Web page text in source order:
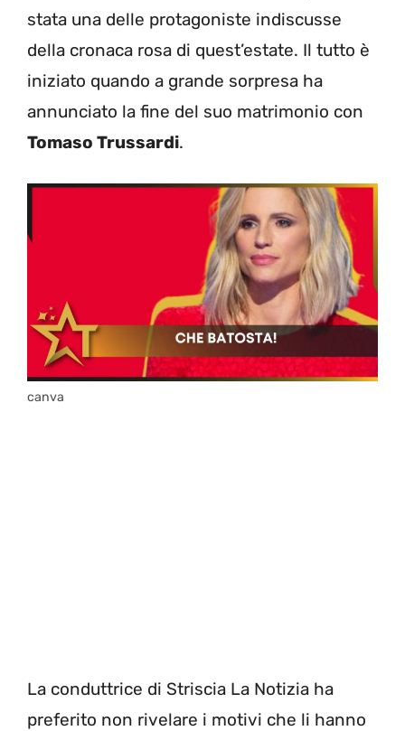
stata una delle protagoniste indiscusse
della cronaca rosa di quest’estate. Il tutto è
iniziato quando a grande sorpresa ha
annunciato la fine del suo matrimonio con
Tomaso Trussardi.
canva
La conduttrice di Striscia La Notizia ha
preferito non rivelare i motivi che li hanno